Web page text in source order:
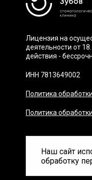
Наш сайт
обработку
Лицензия на
деятельности от
действия -
ИНН 7813649002
Политика
Политика
© Copyright 2026